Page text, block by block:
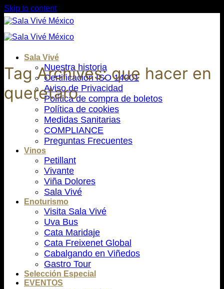
Skip to content
Sala Vivé
Nuestra historia
Certificación ISO 14001
Aviso de Privacidad
Política de compra de boletos
Política de cookies
Medidas Sanitarias
COMPLIANCE
Preguntas Frecuentes
Vinos
Petillant
Vivante
Viña Dolores
Sala Vivé
Enoturismo
Visita Sala Vivé
Uva Bus
Cata Maridaje
Cata Freixenet Global
Cabalgando en Viñedos
Gastro Tour
Selección Especial
EVENTOS
Tag Archives:que hacer en
queretaro